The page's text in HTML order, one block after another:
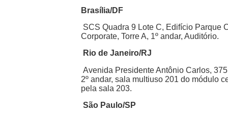
Brasília/DF
SCS Quadra 9 Lote C, Edifício Parque
Corporate, Torre A, 1º andar, Auditório.
Rio de Janeiro/RJ
Avenida Presidente Antônio Carlos,
2º andar, sala multiuso 201 do módulo
pela sala 203.
São Paulo/SP